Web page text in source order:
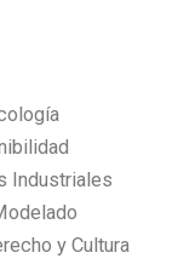
Industriales
y Cultura